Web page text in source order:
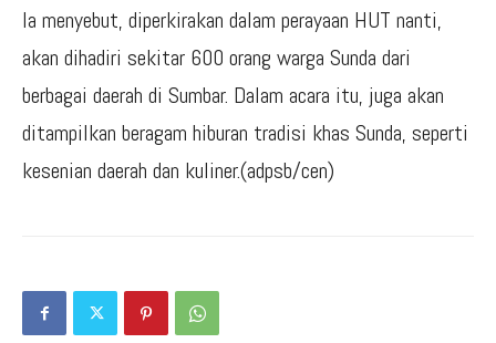
Ia menyebut, diperkirakan dalam perayaan HUT nanti,
akan dihadiri sekitar 600 orang warga Sunda dari
berbagai daerah di Sumbar. Dalam acara itu, juga akan
ditampilkan beragam hiburan tradisi khas Sunda, seperti
kesenian daerah dan kuliner.(adpsb/cen)